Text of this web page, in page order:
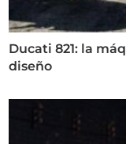
Ducati 821: la
diseño